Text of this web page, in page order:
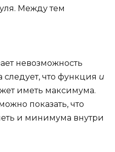
Между тем
невозможность
следует, что функция u
иметь максимума.
показать, что
и минимума внутри